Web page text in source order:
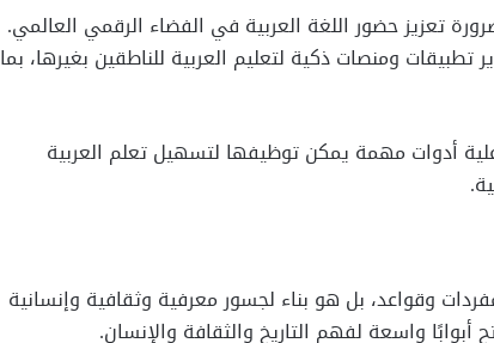
تعزيز حضور اللغة العربية في الفضاء الرقمي العالمي.
ومنصات ذكية لتعليم العربية للناطقين بغيرها، بما
أدوات مهمة يمكن توظيفها لتسهيل تعلم العربية
وقواعد، بل هو بناء لجسور معرفية وثقافية وإنسانية
واسعة لفهم التاريخ والثقافة والإنسان.